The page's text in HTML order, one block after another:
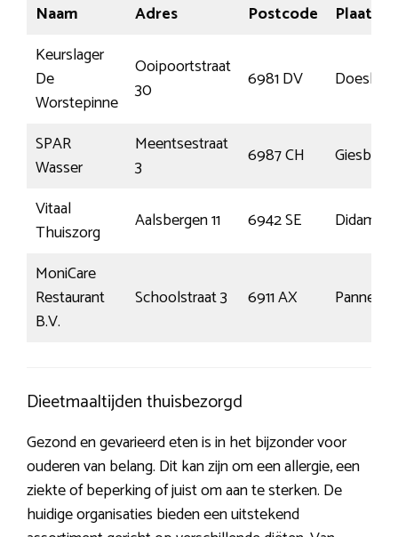
Naam Adres Postcode
Plaats
Keurslager
De
Worstepinne
Ooipoortstraat
30
6981 DV Doesburg
SPAR
Wasser
Meentsestraat
3
6987 CH
Giesbeek
Vitaal
Thuiszorg
Aalsbergen 11 6942 SE
Didam
MoniCare
Restaurant
B.V.
Schoolstraat 3 6911 AX
Dieetmaaltijden thuisbezorgd
Gezond en gevarieerd eten is in het bijzonder voor
ouderen van belang. Dit kan zijn om een allergie, een
ziekte of beperking of juist om aan te sterken. De
huidige organisaties bieden een uitstekend